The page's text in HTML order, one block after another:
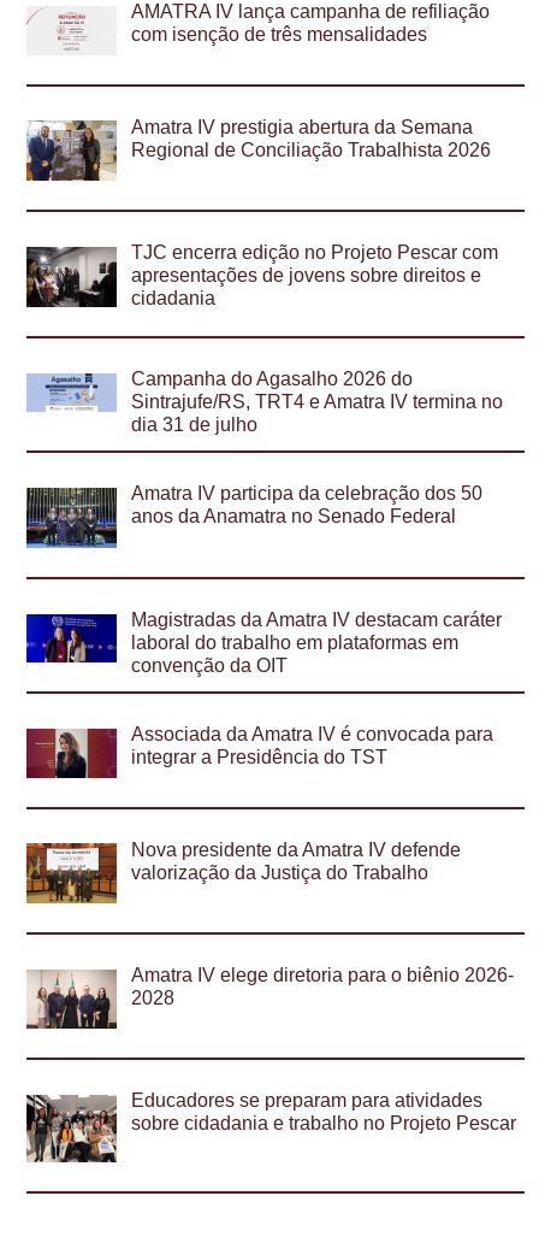
AMATRA IV lança campanha de refiliação
com isenção de três mensalidades
Amatra IV prestigia abertura da Semana
Regional de Conciliação Trabalhista 2026
TJC encerra edição no Projeto Pescar com
apresentações de jovens sobre direitos e
cidadania
Campanha do Agasalho 2026 do
Sintrajufe/RS, TRT4 e Amatra IV termina no
dia 31 de julho
Amatra IV participa da celebração dos 50
anos da Anamatra no Senado Federal
Magistradas da Amatra IV destacam caráter
laboral do trabalho em plataformas em
convenção da OIT
Associada da Amatra IV é convocada para
integrar a Presidência do TST
Nova presidente da Amatra IV defende
valorização da Justiça do Trabalho
Amatra IV elege diretoria para o biênio 2026-
2028
Educadores se preparam para atividades
sobre cidadania e trabalho no Projeto Pescar